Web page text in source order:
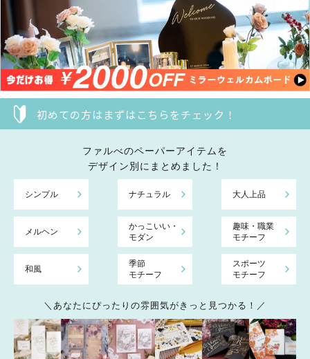
初めての方はまずはこちらをチェック！
ファルべのペーパーアイテムを
デザイン別にまとめました！
シンプル ナチュラル 大人上品
メルヘン
かっこいい・
モダン
趣味・職業
モチーフ
和風
季節
モチーフ
スポーツ
モチーフ
＼あなたにぴったりの雰囲気がきっと見つかる！／